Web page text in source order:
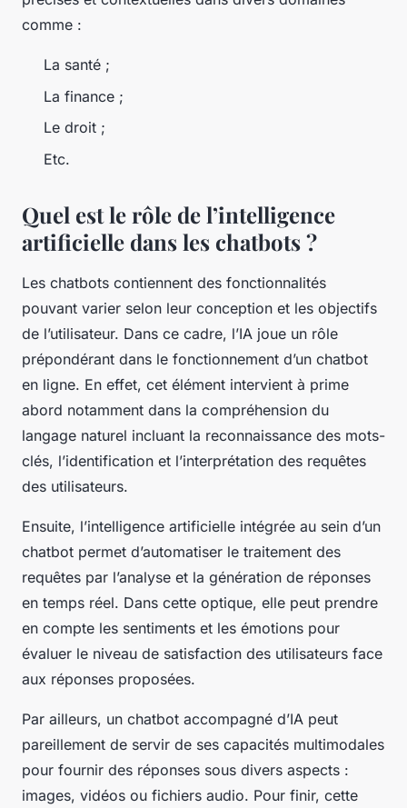
comme :
La santé ;
La finance ;
Le droit ;
Etc.
Quel est le rôle de l’intelligence
artificielle dans les chatbots ?
Les chatbots contiennent des fonctionnalités
pouvant varier selon leur conception et les objectifs
de l’utilisateur. Dans ce cadre, l’IA joue un rôle
prépondérant dans le fonctionnement d’un chatbot
en ligne. En effet, cet élément intervient à prime
abord notamment dans la compréhension du
langage naturel incluant la reconnaissance des mots-
clés, l’identification et l’interprétation des requêtes
des utilisateurs.
Ensuite, l’intelligence artificielle intégrée au sein d’un
chatbot permet d’automatiser le traitement des
requêtes par l’analyse et la génération de réponses
en temps réel. Dans cette optique, elle peut prendre
en compte les sentiments et les émotions pour
évaluer le niveau de satisfaction des utilisateurs face
aux réponses proposées.
Par ailleurs, un chatbot accompagné d’IA peut
pareillement de servir de ses capacités multimodales
pour fournir des réponses sous divers aspects :
images, vidéos ou fichiers audio. Pour finir, cette